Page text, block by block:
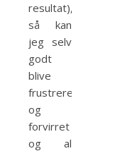
resultat),
så kan
jeg selv
godt
blive
frustreret
og
forvirret
og al